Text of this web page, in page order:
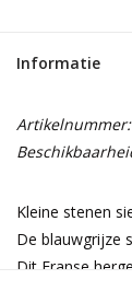
Informatie
Artikelnummer:
Kleine stenen
De blauwgrijze
Dit Franse